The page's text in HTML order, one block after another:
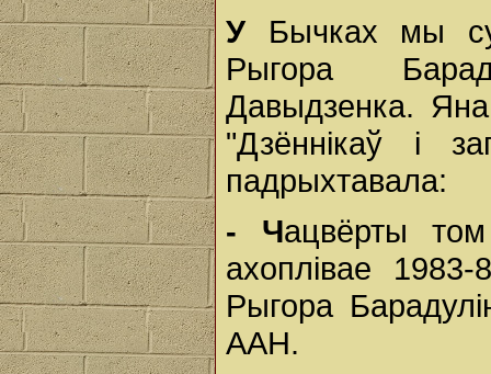
У Бычках мы
Рыгора
Давыдзенка.
"Дзённікаў і
падрыхтавала:
- Чацвёрты
ахоплівае
Рыгора
ААН.